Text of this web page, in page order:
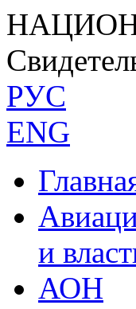
РУС
ENG
и
АОН